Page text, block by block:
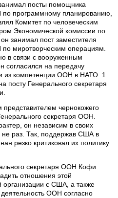
посты помощника
программному планированию,
Комитет по человеческим
Экономической комиссии по
занимал пост заместителя
миротворческим операциям.
в связи с вооруженным
согласился на передачу
из компетенции ООН в НАТО. 1
посту Генерального секретаря
чернокожего
секретаря ООН.
он независим в своих
не раз. Так, поддержав США в
резко критиковал их политику
секретаря ООН Кофи
отношения этой
организации с США, а также
деятельность ООН согласно